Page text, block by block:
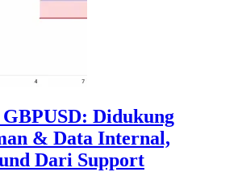
Didukung
& Data Internal,
Dari Support